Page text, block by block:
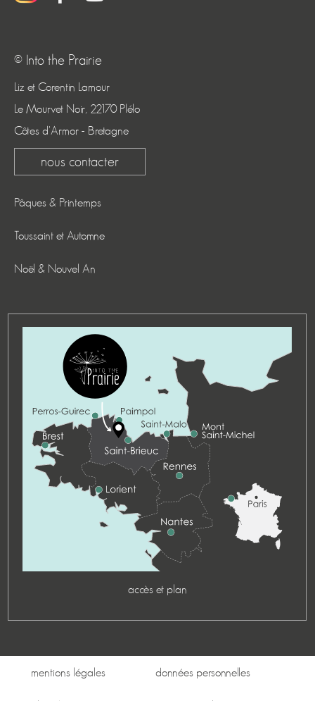
© Into the Prairie
Liz et Corentin Lamour
Le Mourvet Noir, 22170 Plélo
Côtes d'Armor - Bretagne
nous contacter
Pâques & Printemps
Toussaint et Automne
Noël & Nouvel An
accès et plan
mentions légales données personnelles